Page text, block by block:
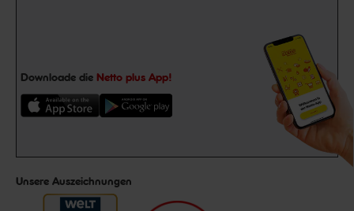
Downloade die Netto plus App!
Unsere Auszeichnungen